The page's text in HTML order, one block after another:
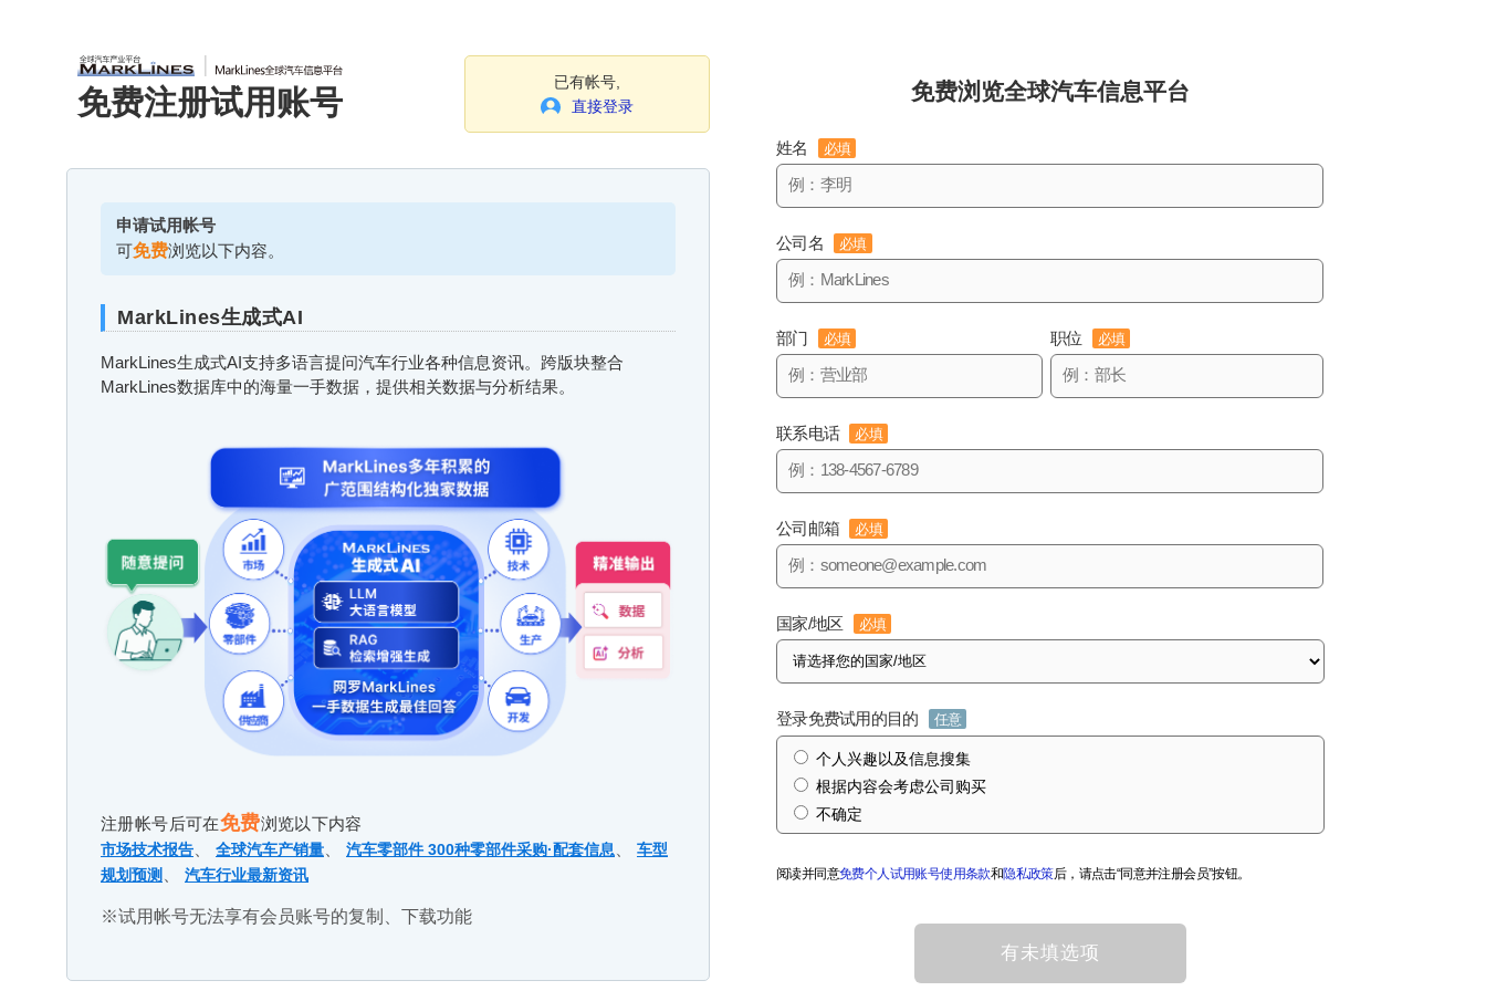
免费注册试用账号
已有帐号,
直接登录
申请试用帐号
可免费浏览以下内容。
MarkLines生成式AI
MarkLines生成式AI支持多语言提问汽车行业各种信息资讯。跨版块整合
MarkLines数据库中的海量一手数据，提供相关数据与分析结果。
注册帐号后可在免费浏览以下内容
市场技术报告 全球汽车产销量 汽车零部件 300种零部件采购·配套信息
车型
规划预测
汽车行业最新资讯
※试用帐号无法享有会员账号的复制、下载功能
免费浏览全球汽车信息平台
姓名 必填
公司名 必填
部门 必填 职位 必填
联系电话 必填
公司邮箱 必填
国家/地区 必填
登录免费试用的目的 任意
个人兴趣以及信息搜集
根据内容会考虑公司购买
不确定
阅读并同意免费个人试用账号使用条款和隐私政策后，请点击“同意并注册会员”按钮。